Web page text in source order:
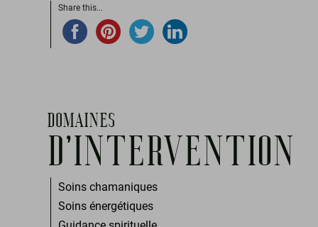
Share this...
DOMAINES
D'INTERVENTION
Soins chamaniques
Soins énergétiques